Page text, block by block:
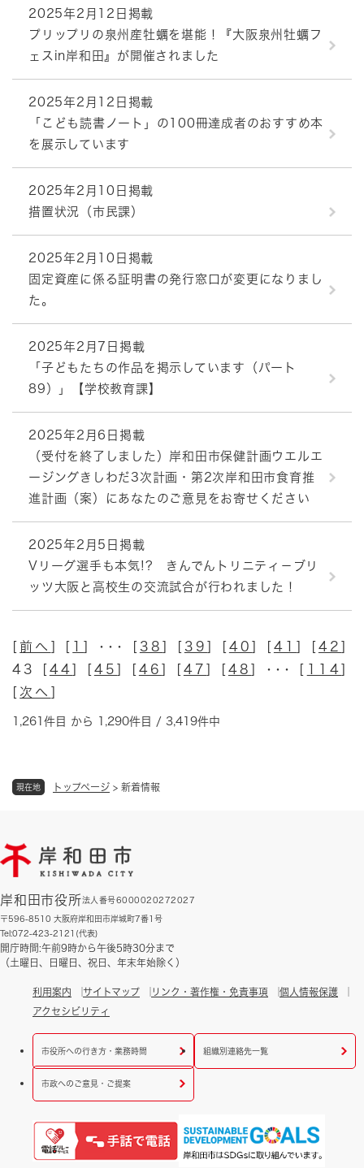
現在地 トップページ > 新着情報
2025年2月12日掲載
プリップリの泉州産牡蠣を堪能！『大阪泉州牡蠣フ
ェスin岸和田』が開催されました
2025年2月12日掲載
「こども読書ノート」の100冊達成者のおすすめ本
を展示しています
2025年2月10日掲載
措置状況（市民課）
2025年2月10日掲載
固定資産に係る証明書の発行窓口が変更になりまし
た。
2025年2月7日掲載
「子どもたちの作品を掲示しています（パート
89）」【学校教育課】
2025年2月6日掲載
（受付を終了しました）岸和田市保健計画ウエルエ
ージングきしわだ3次計画・第2次岸和田市食育推
進計画（案）にあなたのご意見をお寄せください
2025年2月5日掲載
Vリーグ選手も本気!? きんでんトリニティ－ブリ
ッツ大阪と高校生の交流試合が行われました！
前へ 1 ] ･･･ [ 38 39 40 41 42
43 [ 44 45 46 47 48 ] ･･･ [ 114
次へ
1,261件目 から 1,290件目 / 3,419件中
岸和田市役所法人番号6000020272027
〒596-8510 大阪府岸和田市岸城町7番1号
Tel:072-423-2121(代表)
開庁時間:午前9時から午後5時30分まで
（土曜日、日曜日、祝日、年末年始除く）
利用案内 サイトマップ リンク・著作権・免責事項
個人情報保護
アクセシビリティ
市役所への行き方・業務時間 組織別連絡先一覧
市政へのご意見・ご提案